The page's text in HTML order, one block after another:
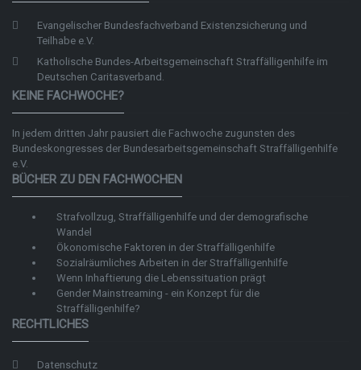
Evangelischer Bundesfachverband Existenzsicherung und
Teilhabe e.V.
Katholische Bundes-Arbeitsgemeinschaft Straffälligenhilfe im
Deutschen Caritasverband.
KEINE FACHWOCHE?
In jedem dritten Jahr pausiert die Fachwoche zugunsten des
Bundeskongresses der Bundesarbeitsgemeinschaft Straffälligenhilfe
e.V.
BÜCHER ZU DEN FACHWOCHEN
Strafvollzug, Straffälligenhilfe und der demografische
Wandel
Ökonomische Faktoren in der Straffälligenhilfe
Sozialräumliches Arbeiten in der Straffälligenhilfe
Wenn Inhaftierung die Lebenssituation prägt
Gender Mainstreaming - ein Konzept für die
Straffälligenhilfe?
RECHTLICHES
Datenschutz